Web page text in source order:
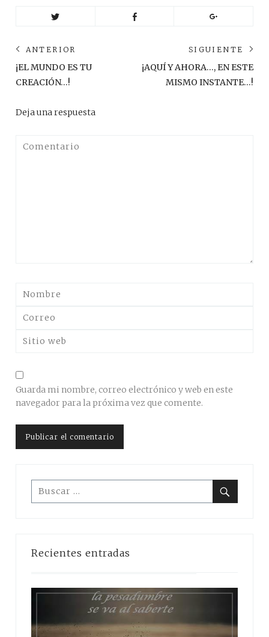
Navegación
de
entradas
ANTERIOR
Anterior
post:
¡EL MUNDO ES TU
CREACIÓN…!
SIGUIENTE
¡AQUÍ Y AHORA…, EN ESTE
MISMO INSTANTE…!
Deja una respuesta
Guarda mi nombre, correo electrónico y web en este
navegador para la próxima vez que comente.
Buscar:
Recientes entradas